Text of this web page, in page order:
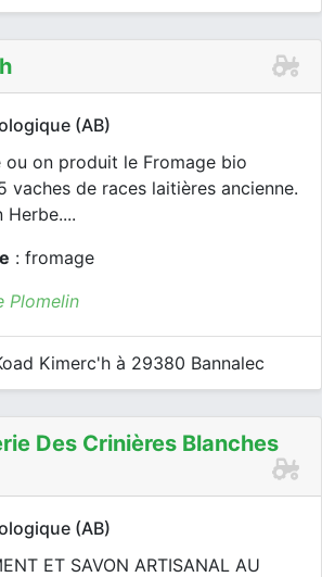
(AB)
ou on produit le Fromage bio
vaches de races laitières ancienne.
Herbe....
: fromage
Plomelin
Kimerc'h à 29380 Bannalec
Des Crinières Blanches
(AB)
ET SAVON ARTISANAL AU